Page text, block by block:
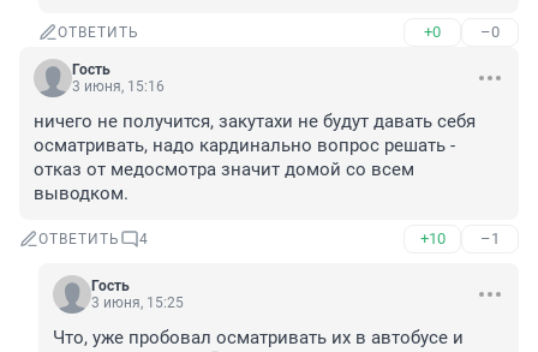
ОТВЕТИТЬ +0 –0
Гость
3 июня, 15:16
ничего не получится, закутахи не будут давать себя
осматривать, надо кардинально вопрос решать -
отказ от медосмотра значит домой со всем
выводком.
ОТВЕТИТЬ 4 +10 –1
Гость
3 июня, 15:25
Что, уже пробовал осматривать их в автобусе и